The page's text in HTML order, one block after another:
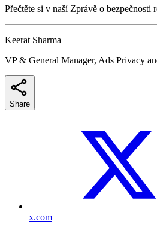
Přečtěte si v naší Zprávě o
Keerat Sharma
VP & General Manager, Ads Privacy
Share
x.com